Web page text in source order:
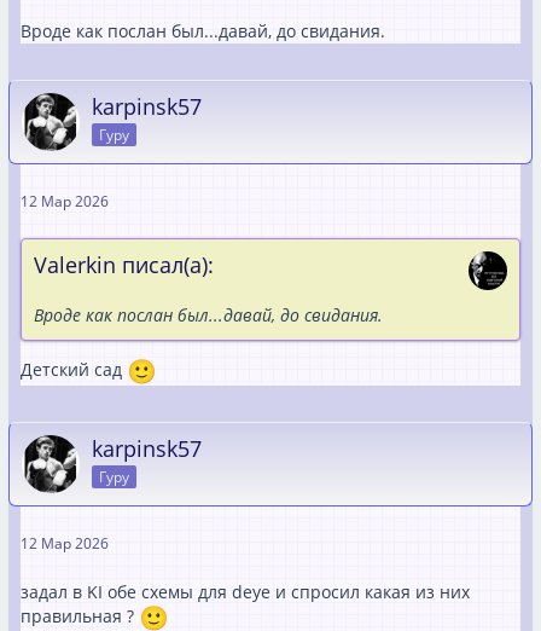
Вроде как послан был...давай, до свидания.
karpinsk57
Гуру
12 Мар 2026
Valerkin писал(а):
Вроде как послан был...давай, до свидания.
Детский сад
karpinsk57
Гуру
12 Мар 2026
задал в KI обе схемы для deye и спросил какая из них
правильная ?